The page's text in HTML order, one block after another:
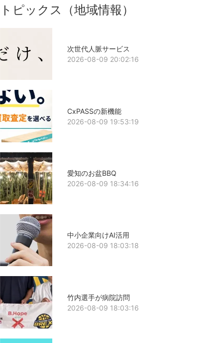
トピックス（地域情報）
次世代人脈サービス
2026-08-09 20:02:16
CxPASSの新機能
2026-08-09 19:53:19
愛知のお盆BBQ
2026-08-09 18:34:16
中小企業向けAI活用
2026-08-09 18:03:18
竹内選手が病院訪問
2026-08-09 18:03:16